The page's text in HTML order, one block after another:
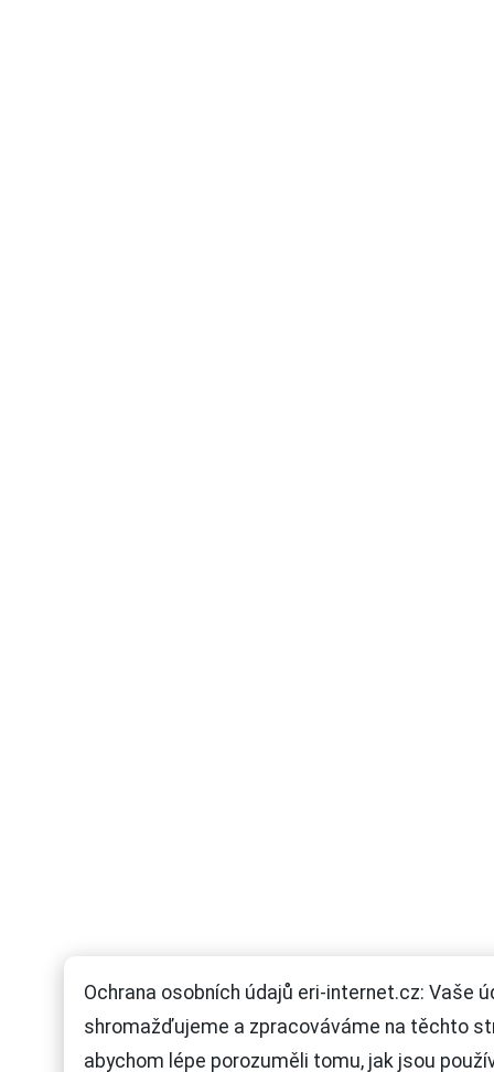
Ochrana osobních údajů eri-internet.cz: Vaše
shromažďujeme a zpracováváme na těchto
abychom lépe porozuměli tomu, jak jsou